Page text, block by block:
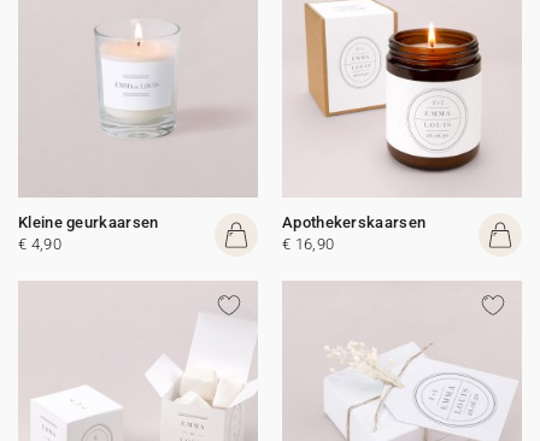
Kleine geurkaarsen
€ 4,90
Apothekerskaarsen
€ 16,90